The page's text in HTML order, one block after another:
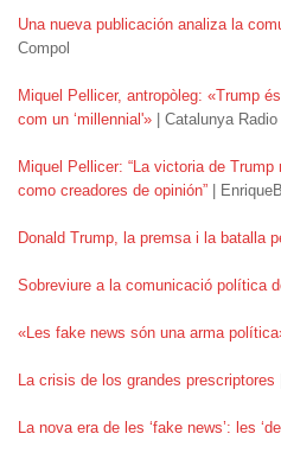
Una nueva publicación analiza la
Compol
Miquel Pellicer, antropòleg: «Trump
com un ‘millennial'» | Catalunya Radio
Miquel Pellicer: “La victoria de
como creadores de opinión” |
Donald Trump, la premsa i la batalla
Sobreviure a la comunicació política
«Les fake news són una arma
La crisis de los grandes prescriptores
La nova era de les ‘fake news’: les